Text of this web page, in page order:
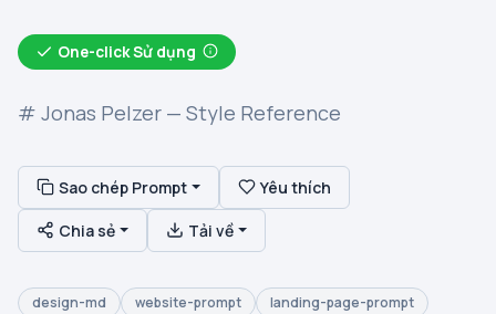
One-click Sử dụng
# Jonas Pelzer — Style Reference
Sao chép Prompt Yêu thích
Chia sẻ Tải về
design-md website-prompt
landing-page-prompt